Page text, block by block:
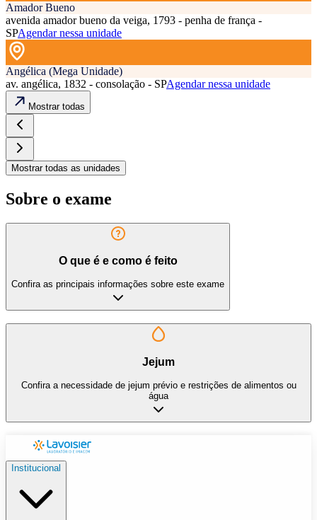
Amador Bueno
avenida amador bueno da veiga, 1793 - penha de frança -
SPAgendar nessa unidade
Angélica (Mega Unidade)
av. angélica, 1832 - consolação - SPAgendar nessa unidade
Mostrar todas
Mostrar todas as unidades
Sobre o exame
O que é e como é feito
Confira as principais informações sobre este exame
Jejum
Confira a necessidade de jejum prévio e restrições de alimentos ou
água
Institucional